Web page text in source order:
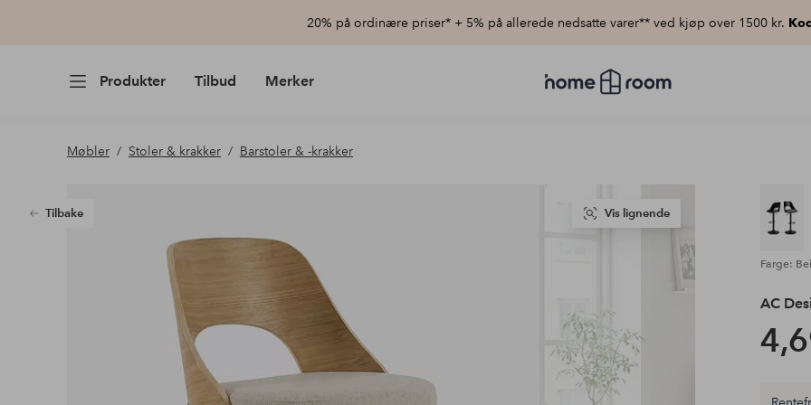
20% på ordinære priser* + 5% på allerede nedsatte varer** ved kjøp over 1500 kr.
Produkter Tilbud Merker
Homeroom
–
Møbler Stoler & krakker Barstoler & -krakker
Tilbake Vis lignende
Farge:
AC